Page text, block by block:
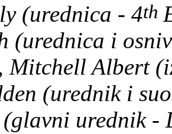
(urednica - 4th
(urednica i
Mitchell Albert
(urednik i
urednik -